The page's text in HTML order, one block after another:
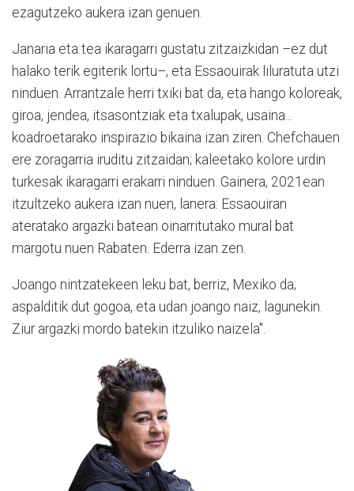
ezagutzeko aukera izan genuen.
Janaria eta tea ikaragarri gustatu zitzaizkidan –ez dut
halako terik egiterik lortu–, eta Essaouirak liluratuta utzi
ninduen. Arrantzale herri txiki bat da, eta hango koloreak,
giroa, jendea, itsasontziak eta txalupak, usaina...
koadroetarako inspirazio bikaina izan ziren. Chefchauen
ere zoragarria iruditu zitzaidan; kaleetako kolore urdin
turkesak ikaragarri erakarri ninduen. Gainera, 2021ean
itzultzeko aukera izan nuen, lanera: Essaouiran
ateratako argazki batean oinarritutako mural bat
margotu nuen Rabaten. Ederra izan zen.
Joango nintzatekeen leku bat, berriz, Mexiko da;
aspalditik dut gogoa, eta udan joango naiz, lagunekin.
Ziur argazki mordo batekin itzuliko naizela".